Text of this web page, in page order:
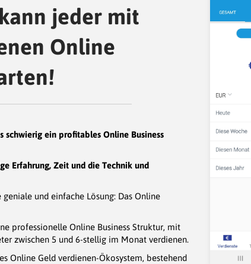
jeder mit
Online
schwierig ein profitables Online Business
Erfahrung, Zeit und die Technik und
und einfache Lösung: Das Online
professionelle Online Business Struktur, mit
zwischen 5 und 6-stellig im Monat verdienen.
Online Geld verdienen-Ökosystem, bestehend